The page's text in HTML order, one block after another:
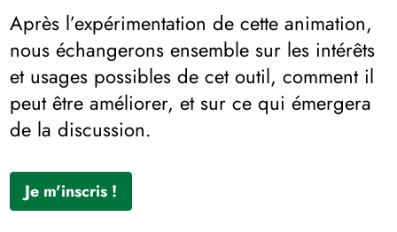
Après l’expérimentation de cette animation,
nous échangerons ensemble sur les intérêts
et usages possibles de cet outil, comment il
peut être améliorer, et sur ce qui émergera
de la discussion.
Je m'inscris !